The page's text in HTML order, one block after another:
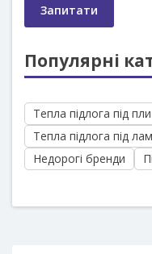
Запитати
Популярні
Тепла підлога під
Тепла підлога під
Недорогі бренди